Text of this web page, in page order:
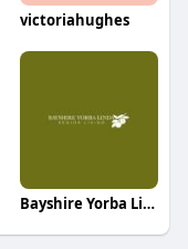
victoriahughes
Bayshire Yorba Linda